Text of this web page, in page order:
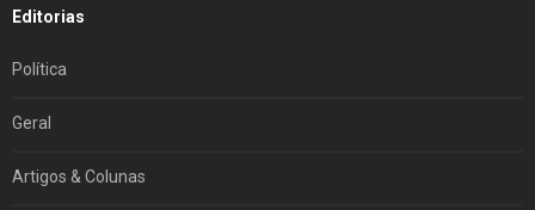
Editorias
Política
Geral
Artigos & Colunas